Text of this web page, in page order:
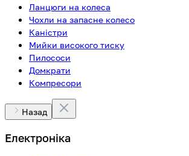
Ланцюги на колеса
Чохли на запасне колесо
Каністри
Мийки високого тиску
Пилососи
Домкрати
Компресори
Назад
Електроніка